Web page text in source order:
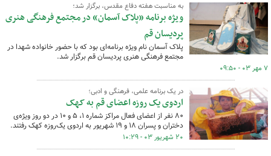
به مناسبت هفته دفاع مقدس، برگزار شد؛
ویژه برنامه «پلاک آسمان» در مجتمع فرهنگی‌ هنری
پردیسان قم
پلاک آسمان نام ویژه برنامه‌ای بود که با حضور خانواده شهدا در
مجتمع فرهنگی هنری پردیسان قم برگزار شد.
۷ مهر ۰۳ - ۰۹:۵۰
در یک برنامه‌ علمی، فرهنگی و ادبی؛
اردوی یک روزه اعضای قم به کهک
۸۰ نفر از اعضای فعال مراکز شماره ۱، ۵ و ۱۰ در دو روز ویژه‌ی
دختران و پسران ۱۸ و ۱۹ شهریور به اردوی یک‌روزه کهک رفتند.
۲۰ شهریور ۰۳ - ۱۰:۲۹